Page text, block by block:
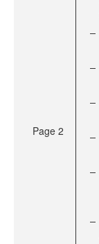
Page 2